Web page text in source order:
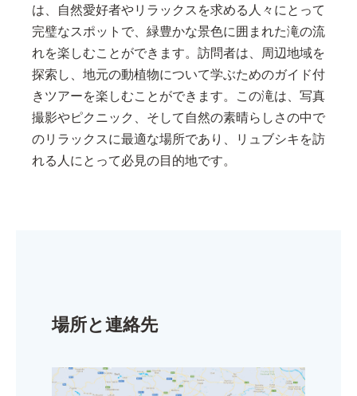
は、自然愛好者やリラックスを求める人々にとって
完璧なスポットで、緑豊かな景色に囲まれた滝の流
れを楽しむことができます。訪問者は、周辺地域を
探索し、地元の動植物について学ぶためのガイド付
きツアーを楽しむことができます。この滝は、写真
撮影やピクニック、そして自然の素晴らしさの中で
のリラックスに最適な場所であり、リュブシキを訪
れる人にとって必見の目的地です。
場所と連絡先